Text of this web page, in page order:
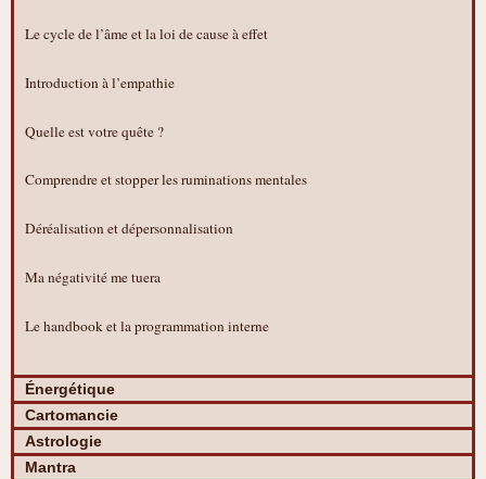
Le cycle de l’âme et la loi de cause à effet
Introduction à l’empathie
Quelle est votre quête ?
Comprendre et stopper les ruminations mentales
Déréalisation et dépersonnalisation
Ma négativité me tuera
Le handbook et la programmation interne
Énergétique
Cartomancie
Astrologie
Mantra